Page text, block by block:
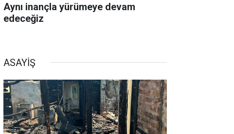
Aynı inançla yürümeye devam
edeceğiz
ASAYİŞ